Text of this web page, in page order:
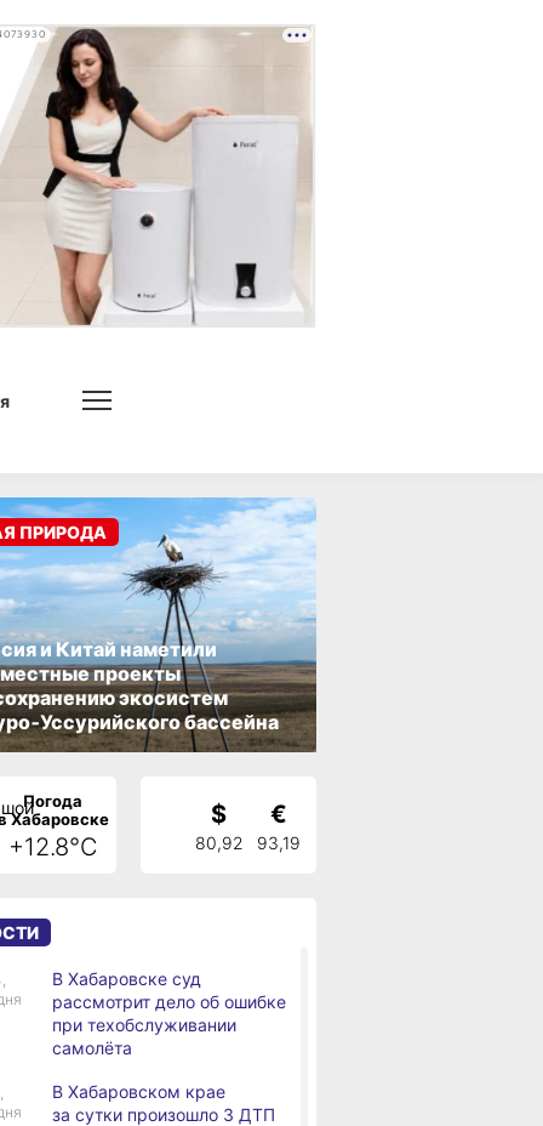
и Китай наметили
проекты
экосистем
бассейна
ПРИРОДА
Погода
Хабаровске
+12.8°C
$
80,92
€
93,19
В Хабаровске суд
рассмотрит дело об ошибке
при техобслуживании
самолёта
В Хабаровском крае
за сутки произошло 3 ДТП